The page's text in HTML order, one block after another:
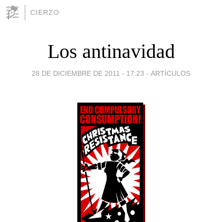
CIERZO
Los antinavidad
28 DE DICIEMBRE DE 2011 - 17:23 - ARTÍCULOS